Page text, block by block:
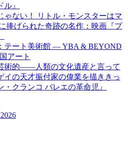
』
ゃない！ リトル・モンスターはマ
捧げられた奇跡の名作：映画『プ
テート美術館 ― YBA & BEYOND
アート
術的――人類の文化遺産と言って
イの天才振付家の偉業を描ききっ
・クランコ バレエの革命児』